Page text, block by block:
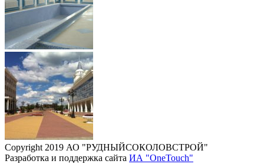
Copyright 2019 АО "РУДНЫЙСОКОЛОВСТРОЙ"
Разработка и поддержка сайта ИА "OneTouch"